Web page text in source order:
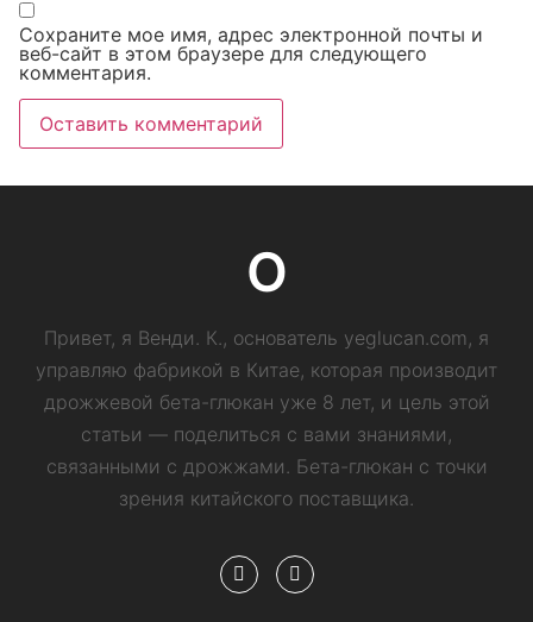
Сохраните мое имя, адрес электронной почты и
веб-сайт в этом браузере для следующего
комментария.
О
Привет, я Венди. К., основатель yeglucan.com, я
управляю фабрикой в ​​Китае, которая производит
дрожжевой бета-глюкан уже 8 лет, и цель этой
статьи — поделиться с вами знаниями,
связанными с дрожжами. Бета-глюкан с точки
зрения китайского поставщика.